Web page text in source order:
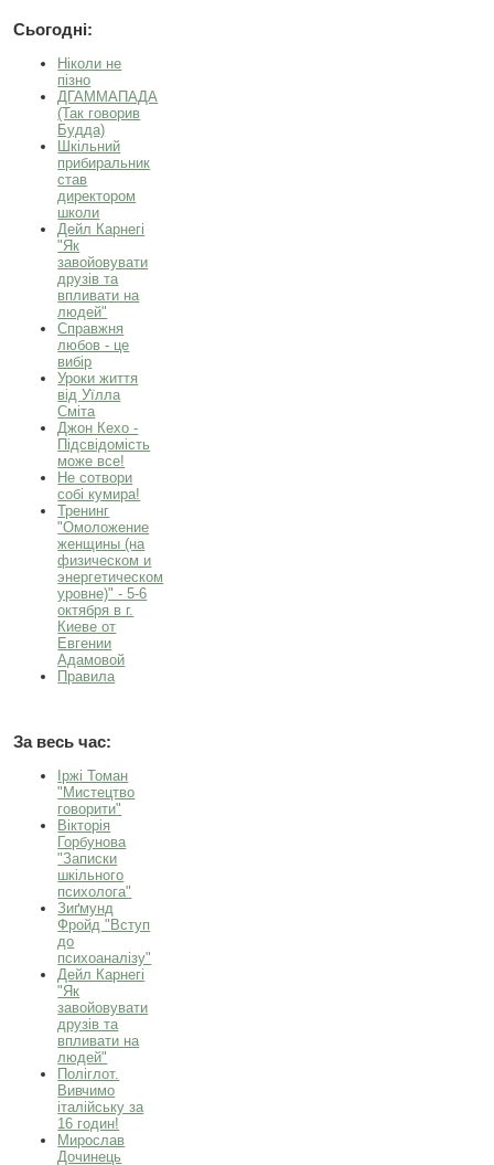
Сьогодні:
Ніколи не
пізно
ДГАММАПАДА
(Так говорив
Будда)
Шкільний
прибиральник
став
директором
школи
Дейл Карнегі
"Як
завойовувати
друзів та
впливати на
людей"
Справжня
любов - це
вибір
Уроки життя
від Уїлла
Сміта
Джон Кехо -
Підсвідомість
може все!
Не сотвори
собі кумира!
Тренинг
"Омоложение
женщины (на
физическом и
энергетическом
уровне)" - 5-6
октября в г.
Киеве от
Евгении
Адамовой
Правила
За весь час:
Іржі Томан
"Мистецтво
говорити"
Вікторія
Горбунова
"Записки
шкільного
психолога"
Зиґмунд
Фройд "Вступ
до
психоаналізу"
Дейл Карнегі
"Як
завойовувати
друзів та
впливати на
людей"
Поліглот.
Вивчимо
італійську за
16 годин!
Мирослав
Дочинець